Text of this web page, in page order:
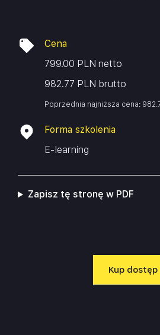
Szkolenie w kompleksowy
Cena
799.00 PLN netto
982.77 PLN brutto
Poprzednia najniższa cena:
Forma szkolenia
E-learning
Zapisz tę stronę w PDF
Kup dostęp